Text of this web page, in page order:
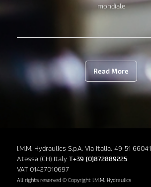
mondiale
Read More
I.M.M. Hydraulics S.p.A. Via Italia, 49-51 66041
Atessa (CH) Italy T+39 (0)872889225
VAT 01427010697
All rights reserved © Copyright I.M.M. Hydraulics